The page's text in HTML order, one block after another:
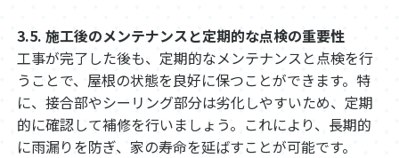
3.5. 施工後のメンテナンスと定期的な点検の重要性
工事が完了した後も、定期的なメンテナンスと点検を行
うことで、屋根の状態を良好に保つことができます。特
に、接合部やシーリング部分は劣化しやすいため、定期
的に確認して補修を行いましょう。これにより、長期的
に雨漏りを防ぎ、家の寿命を延ばすことが可能です。